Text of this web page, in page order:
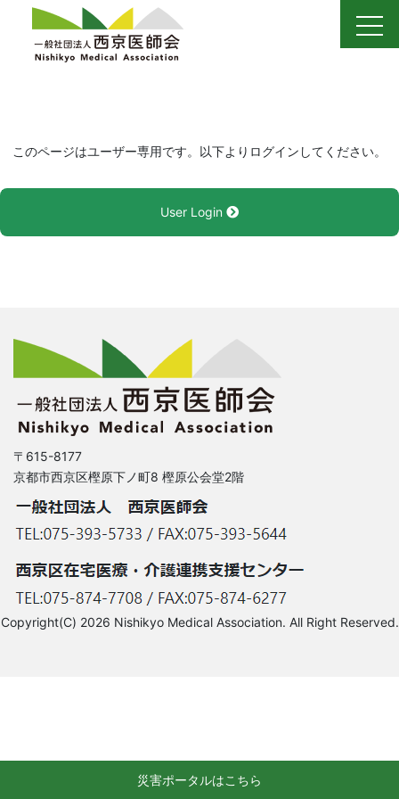
content
このページはユーザー専用です。以下よりログインしてください。
User Login
〒615-8177
京都市西京区樫原下ノ町8 樫原公会堂2階
Copyright(C) 2026 Nishikyo Medical Association. All Right Reserved.
災害ポータルはこちら